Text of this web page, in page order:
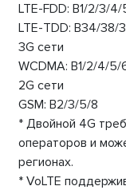
LTE-FDD: B1/2/3/
LTE-TDD: B34/38/
3G сети
WCDMA: B1/2/4/5/
2G сети
GSM: B2/3/5/8
* Двойной 4G
операторов и
регионах.
* VoLTE